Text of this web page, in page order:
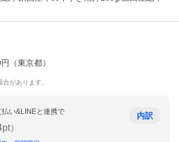
円 （東京都）
があります。
い&LINEと連携で
pt）
内訳